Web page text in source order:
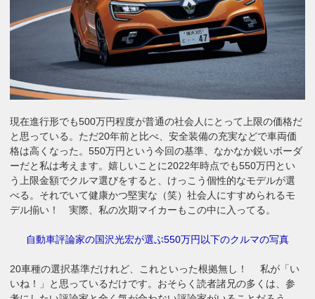
現在進行形でも500万円程度が普通の社会人にとって上限の価格だ
と思っている。ただ20年前と比べ、安全装備の充実などで車両価
格は高くなった。550万円という今回の基準、なかなか鋭いボーダ
ーだと私は考えます。嬉しいことに2022年時点でも550万円とい
う上限金額でクルマ選びをすると、けっこう個性的なモデルが選
べる。それでいて健康かつ堅実な（笑）社会人にすすめられるモ
デル揃い！ 実際、私の次期マイカーもこの中に入ってる。
自動車評論家の国沢光宏が選ぶ550万円以下のクルマの写真
20車種の選択基準だけれど、これといった根拠無し！ 私が「い
いね！」と思っているだけです。おそらく読者諸兄の多くは、参